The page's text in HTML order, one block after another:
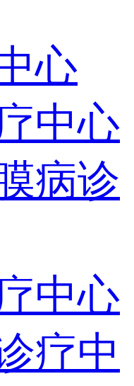
心
中心
病诊
中心
疗中